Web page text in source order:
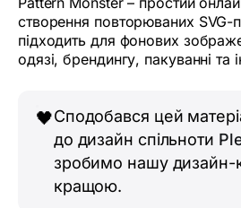
створення повторюваних SVG-
підходить для фонових
одязі, брендингу, пакуванні та
🖤Сподобався цей
до дизайн спільноти
зробимо нашу дизайн-
кращою.